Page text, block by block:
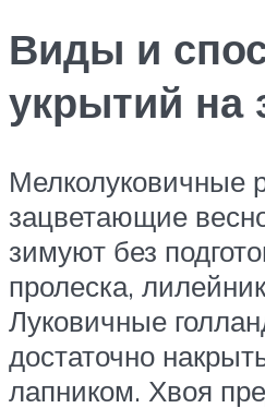
Виды и
укрытий на
Мелколуковичные
зацветающие
зимуют без
пролеска,
Луковичные
достаточно
лапником. Хвоя